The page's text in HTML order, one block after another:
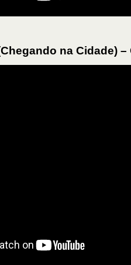
na Cidade) –